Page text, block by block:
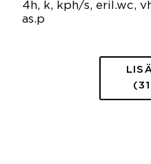
4h, k, kph/s, eril.wc,
as.p